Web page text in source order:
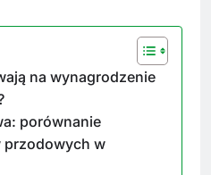
na wynagrodzenie
porównanie
przodowych w